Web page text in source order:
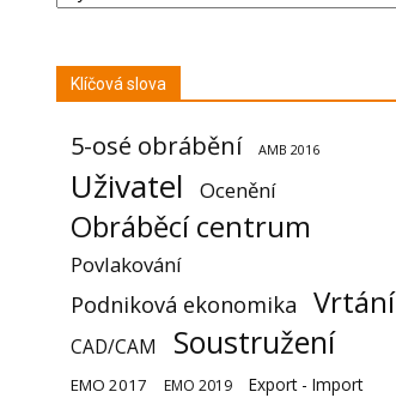
Klíčová slova
5-osé obrábění AMB 2016
Uživatel Ocenění
Obráběcí centrum
Povlakování
Podniková ekonomika Vrtání
CAD/CAM Soustružení
EMO 2017 EMO 2019 Export - Import